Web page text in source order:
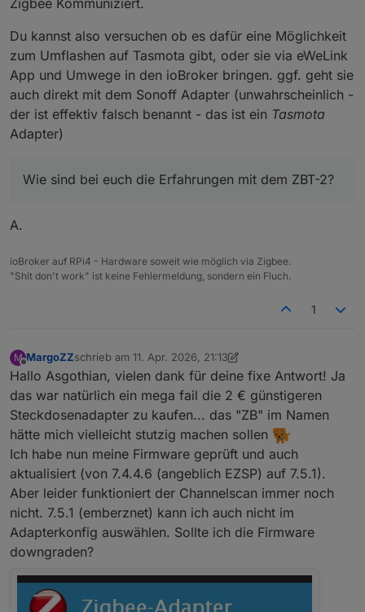
Du kannst also versuchen ob es dafür eine Möglichkeit
zum Umflashen auf Tasmota gibt, oder sie via eWeLink
App und Umwege in den ioBroker bringen. ggf. geht sie
auch direkt mit dem Sonoff Adapter (unwahrscheinlich -
der ist effektiv falsch benannt - das ist ein Tasmota
Adapter)
Wie sind bei euch die Erfahrungen mit dem ZBT-2?
A.
ioBroker auf RPi4 - Hardware soweit wie möglich via Zigbee.
"Shit don't work" ist keine Fehlermeldung, sondern ein Fluch.
1
M
Offline
MargoZZschrieb am 11. Apr. 2026, 21:13
zuletzt editiert von MargoZZ 4. Nov. 2026, 23:15
Hallo Asgothian, vielen dank für deine fixe Antwort! Ja
das war natürlich ein mega fail die 2 € günstigeren
Steckdosenadapter zu kaufen... das "ZB" im Namen
hätte mich vielleicht stutzig machen sollen
Ich habe nun meine Firmware geprüft und auch
aktualisiert (von 7.4.4.6 (angeblich EZSP) auf 7.5.1).
Aber leider funktioniert der Channelscan immer noch
nicht. 7.5.1 (emberznet) kann ich auch nicht im
Adapterkonfig auswählen. Sollte ich die Firmware
downgraden?